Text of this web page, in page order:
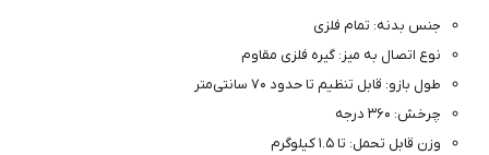
جنس بدنه: تمام فلزی
نوع اتصال به میز: گیره فلزی مقاوم
طول بازو: قابل تنظیم تا حدود ۷۰ سانتی‌متر
چرخش: ۳۶۰ درجه
وزن قابل تحمل: تا ۱.۵ کیلوگرم